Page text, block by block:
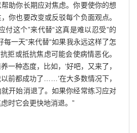
助你长期应对焦虑。你要使你的想
你也要改变或反驳每个负面观点。
付这个”来代替“这真是难以忍受”的
每一天”来代替“如果我永远这样了怎
拒或抵抗焦虑可能会使病情恶化。
一种态度，比如，‘好吧，又来了，
前都成功了……’在大多数情况下，
开始消退了。如果你经常练习应对
时它会更快地消退。”